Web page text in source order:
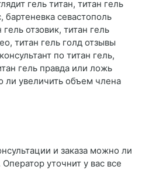
гель титан, титан гель
бартеневка севастополь
отзовик, титан гель
титан гель голд отзывы
по титан гель,
гель правда или ложь
увеличить объем члена
и заказа можно ли
уточнит у вас все